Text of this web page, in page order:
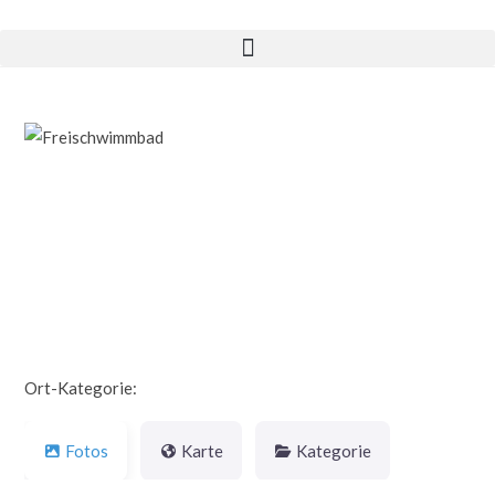
Ort-Kategorie:
Fotos Karte Kategorie